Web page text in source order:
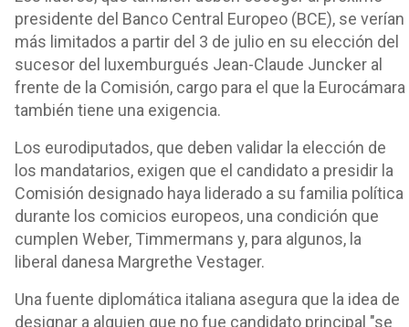
presidente del Banco Central Europeo (BCE), se verían
más limitados a partir del 3 de julio en su elección del
sucesor del luxemburgués Jean-Claude Juncker al
frente de la Comisión, cargo para el que la Eurocámara
también tiene una exigencia.
Los eurodiputados, que deben validar la elección de
los mandatarios, exigen que el candidato a presidir la
Comisión designado haya liderado a su familia política
durante los comicios europeos, una condición que
cumplen Weber, Timmermans y, para algunos, la
liberal danesa Margrethe Vestager.
Una fuente diplomática italiana asegura que la idea de
designar a alguien que no fue candidato principal "se